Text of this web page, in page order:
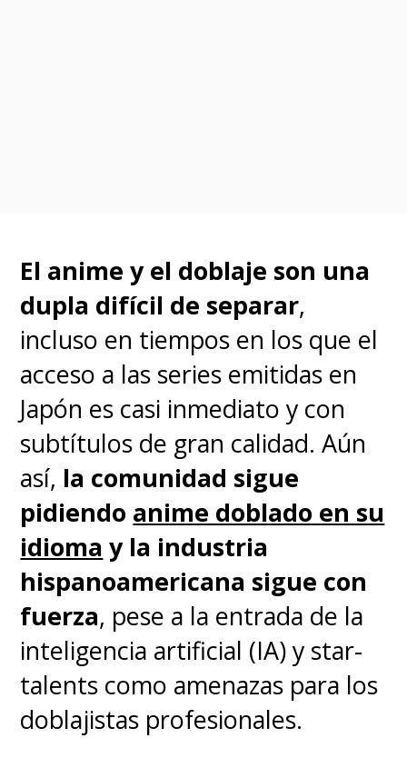
muy queridos por los fans,
además de todas las obras
destinadas exclusivamente a
su catálogo que sigue
desarrollando junto a
múltiples estudios.
El anime y el doblaje son una
dupla difícil de separar,
incluso en tiempos en los que el
acceso a las series emitidas en
Japón es casi inmediato y con
subtítulos de gran calidad. Aún
así, la comunidad sigue
pidiendo anime doblado en su
idioma y la industria
hispanoamericana sigue con
fuerza, pese a la entrada de la
inteligencia artificial (IA) y star-
talents como amenazas para los
doblajistas profesionales.